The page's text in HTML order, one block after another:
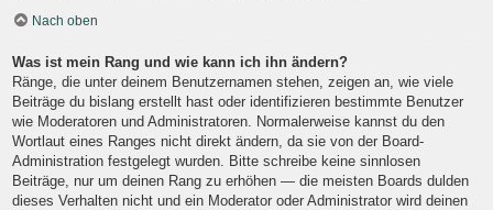
Nach oben
Was ist mein Rang und wie kann ich ihn ändern?
Ränge, die unter deinem Benutzernamen stehen, zeigen an, wie viele
Beiträge du bislang erstellt hast oder identifizieren bestimmte Benutzer
wie Moderatoren und Administratoren. Normalerweise kannst du den
Wortlaut eines Ranges nicht direkt ändern, da sie von der Board-
Administration festgelegt wurden. Bitte schreibe keine sinnlosen
Beiträge, nur um deinen Rang zu erhöhen — die meisten Boards dulden
dieses Verhalten nicht und ein Moderator oder Administrator wird deinen